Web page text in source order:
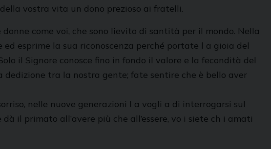
vostra vita un dono prezioso ai fratelli.
come voi, che sono lievito di santità per il mondo. Nella
esprime la sua riconoscenza perché portate l a gioia del
il Signore conosce fino in fondo il valore e la fecondità del
tra la nostra gente; fate sentire che è bello aver
nelle nuove generazioni l a vogli a di interrogarsi sul
il primato all’avere più che all’essere, vo i siete ch i amati